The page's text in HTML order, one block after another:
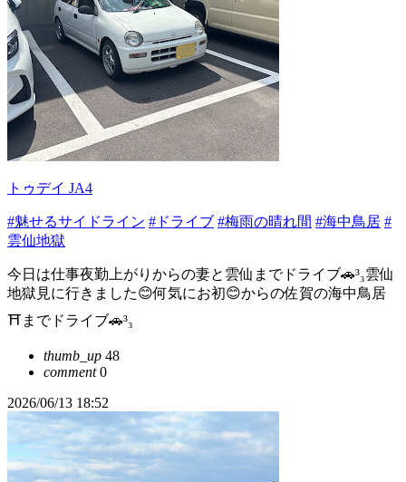
トゥデイ JA4
#魅せるサイドライン #ドライブ #梅雨の晴れ間 #海中鳥居 #
雲仙地獄
今日は仕事夜勤上がりからの妻と雲仙までドライブ🚗³₃雲仙
地獄見に行きました😊何気にお初😊からの佐賀の海中鳥居
⛩までドライブ🚗³₃
thumb_up 48
comment0
2026/06/13 18:52